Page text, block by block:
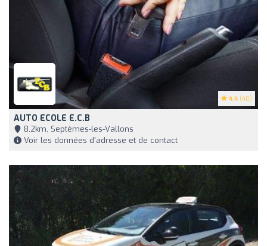
4.4 (40)
AUTO ECOLE E.C.B
8,2km, Septèmes-les-Vallons
Voir les données d'adresse et de contact